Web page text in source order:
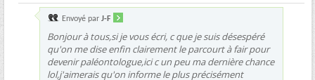
Envoyé par J-F
Bonjour à tous,si je vous écri, c que je suis désespéré
qu'on me dise enfin clairement le parcourt à fair pour
devenir paléontologue,ici c un peu ma dernière chance
lol,j'aimerais qu'on informe le plus précisément